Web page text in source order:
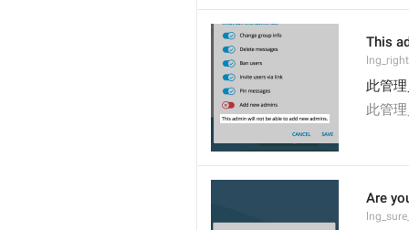
This
此管
此管
Are